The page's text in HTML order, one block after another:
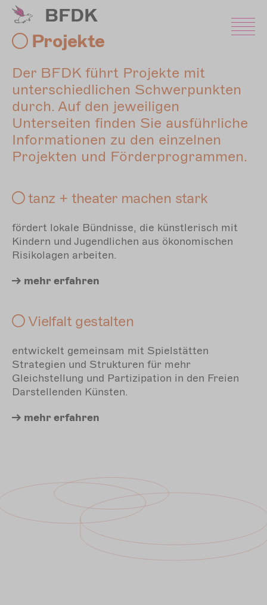
Direkt
zum
Inhalt
BFDK
Projekte
Der BFDK führt Projekte mit
unterschiedlichen Schwerpunkten
durch. Auf den jeweiligen
Unterseiten finden Sie ausführliche
Informationen zu den einzelnen
Projekten und Förderprogrammen.
tanz + theater machen stark
fördert lokale Bündnisse, die künstlerisch mit
Kindern und Jugendlichen aus ökonomischen
Risikolagen arbeiten.
mehr erfahren
Vielfalt gestalten
entwickelt gemeinsam mit Spielstätten
Strategien und Strukturen für mehr
Gleichstellung und Partizipation in den Freien
Darstellenden Künsten.
mehr erfahren